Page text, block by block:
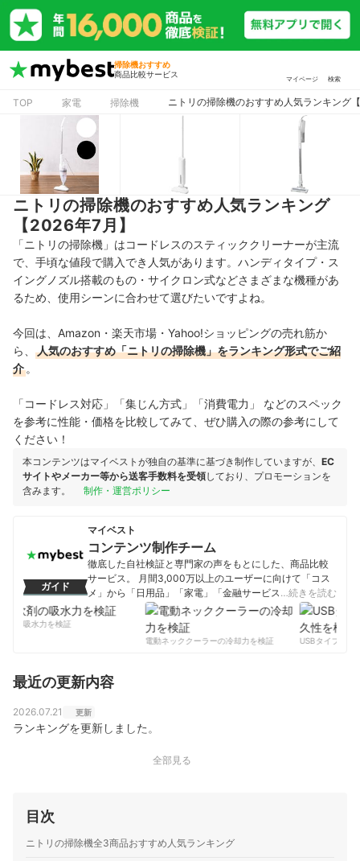
掃除機おすすめ
商品比較サービス
マイページ 検索
TOP 家電 掃除機 ニトリの掃除機のおすすめ人気ランキング
ニトリの掃除機のおすすめ人気ランキング
【2026年7月】
「ニトリの掃除機」はコードレスのスティッククリーナーが主流
で、手頃な値段で購入でき人気があります。ハンディタイプ・ス
イングノズル搭載のもの・ サイクロン式などさまざまな機種があ
るため、使用シーンに合わせて選びたいですよね。
今回は、Amazon・楽天市場・Yahoo!ショッピングの売れ筋か
ら、
人気のおすすめ「ニトリの掃除機」をランキング形式でご紹
介 。
「コードレス対応」「集じん方式」「消費電力」 などのスペック
を参考に性能・価格を比較してみて、ぜひ購入の際の参考にして
ください！
本コンテンツはマイベストが独自の基準に基づき制作していますが、 EC
サイトやメーカー等から送客手数料を受領しており、プロモーションを
含みます。
制作・運営ポリシー
ガイド
マイベスト
コンテンツ制作チーム
徹底した自社検証と専門家の声をもとにした、商品比較
サービス。 月間3,000万以上のユーザーに向けて「コス
メ」から「日用品」「家電」「金融サービス」まで、ベ
ストな商品を選んでもらうために、毎日コンテンツを制
コンテンツ制作チームのプロフィール
…続きを読む
剤の吸水力を検証
電動ネッククーラーの冷却力を検証
USBタイプCケ
最近の更新内容
2026.07.21 更新
ランキングを更新しました。
全部見る
目次
ニトリの掃除機全3商品おすすめ人気ランキング